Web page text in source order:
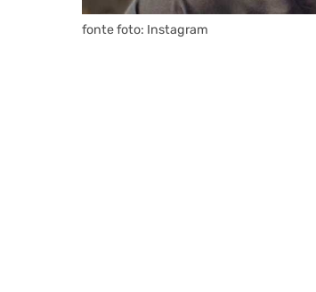
fonte foto: Instagram